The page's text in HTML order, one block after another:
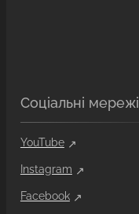
Соціальні мережі
YouTube
Instagram
Facebook